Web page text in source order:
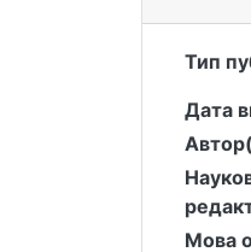
Тип
Дата
Мова